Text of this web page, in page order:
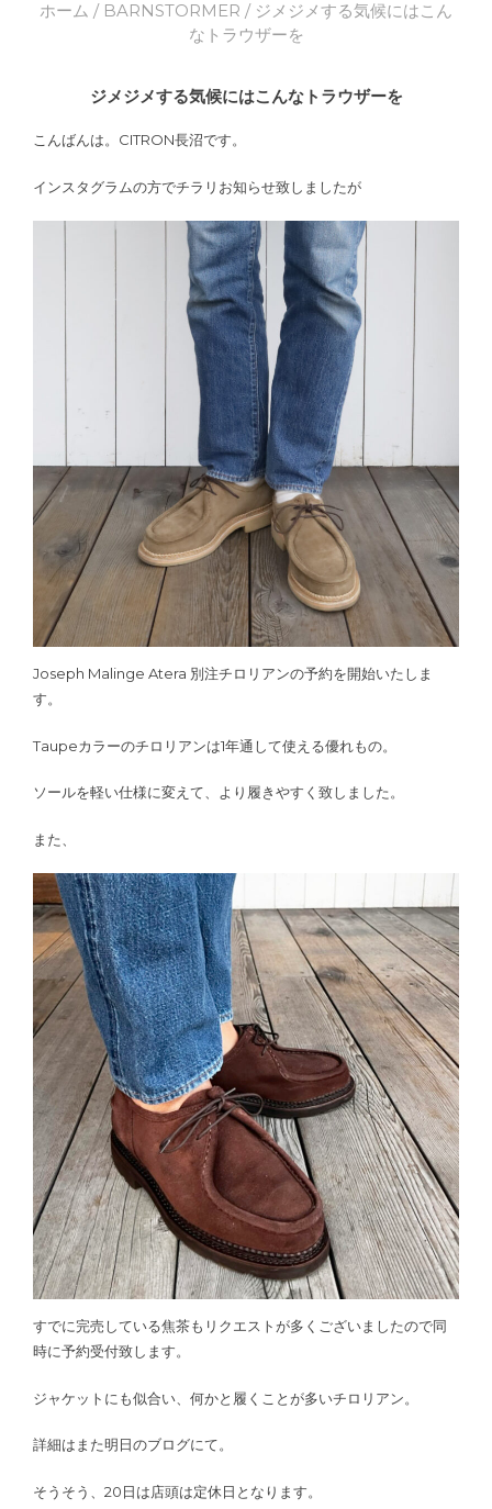
ホーム / BARNSTORMER / ジメジメする気候にはこん
なトラウザーを
ジメジメする気候にはこんなトラウザーを
こんばんは。CITRON長沼です。
インスタグラムの方でチラリお知らせ致しましたが
Joseph Malinge Atera 別注チロリアンの予約を開始いたしま
す。
Taupeカラーのチロリアンは1年通して使える優れもの。
ソールを軽い仕様に変えて、より履きやすく致しました。
また、
すでに完売している焦茶もリクエストが多くございましたので同
時に予約受付致します。
ジャケットにも似合い、何かと履くことが多いチロリアン。
詳細はまた明日のブログにて。
そうそう、20日は店頭は定休日となります。